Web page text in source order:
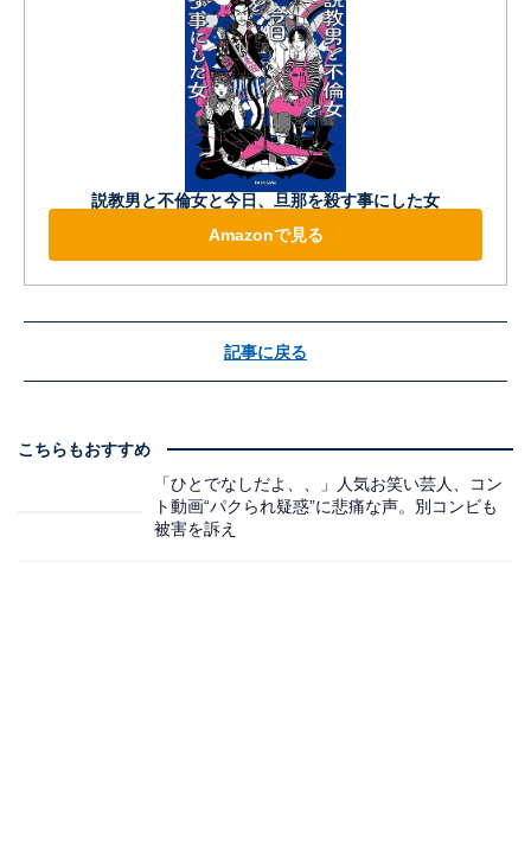
説教男と不倫女と今日、旦那を殺す事にした女
Amazonで見る
記事に戻る
こちらもおすすめ
「ひとでなしだよ、、」人気お笑い芸人、コン
ト動画“パクられ疑惑”に悲痛な声。別コンビも
被害を訴え